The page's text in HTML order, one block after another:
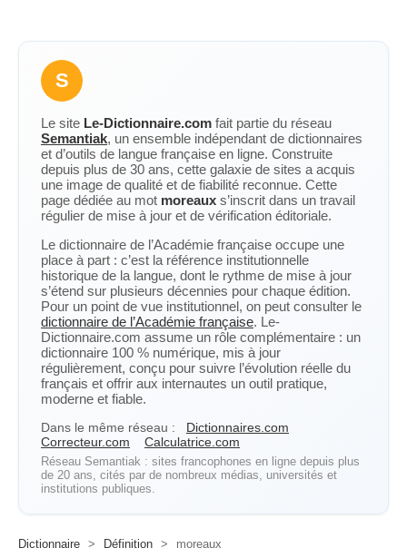
S
Le site Le-Dictionnaire.com fait partie du réseau
Semantiak, un ensemble indépendant de dictionnaires
et d’outils de langue française en ligne. Construite
depuis plus de 30 ans, cette galaxie de sites a acquis
une image de qualité et de fiabilité reconnue. Cette
page dédiée au mot moreaux s’inscrit dans un travail
régulier de mise à jour et de vérification éditoriale.
Le dictionnaire de l’Académie française occupe une
place à part : c’est la référence institutionnelle
historique de la langue, dont le rythme de mise à jour
s’étend sur plusieurs décennies pour chaque édition.
Pour un point de vue institutionnel, on peut consulter le
dictionnaire de l’Académie française. Le-
Dictionnaire.com assume un rôle complémentaire : un
dictionnaire 100 % numérique, mis à jour
régulièrement, conçu pour suivre l’évolution réelle du
français et offrir aux internautes un outil pratique,
moderne et fiable.
Dans le même réseau :
Dictionnaires.com
Correcteur.com
Calculatrice.com
Réseau Semantiak : sites francophones en ligne depuis plus
de 20 ans, cités par de nombreux médias, universités et
institutions publiques.
Dictionnaire > Définition > moreaux